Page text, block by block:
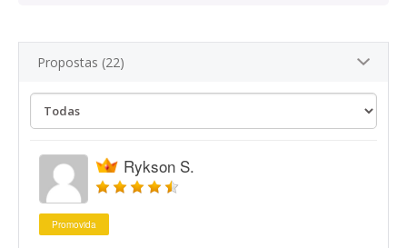
Propostas (22)
Rykson S.
Promovida